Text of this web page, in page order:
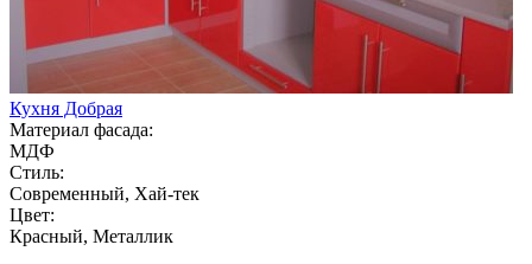
Кухня Добрая
Материал фасада:
МДФ
Стиль:
Современный, Хай-тек
Цвет:
Красный, Металлик